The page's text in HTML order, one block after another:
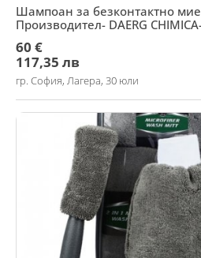
Шампоан за безконтактно
Производител- DAERG
60 €
117,35 лв
гр. София, Лагера, 30 юли